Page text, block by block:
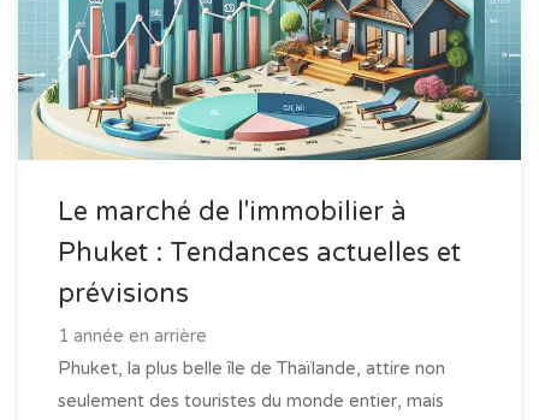
Le marché de l'immobilier à
Phuket : Tendances actuelles et
prévisions
1 année en arrière
Phuket, la plus belle île de Thaïlande, attire non
seulement des touristes du monde entier, mais